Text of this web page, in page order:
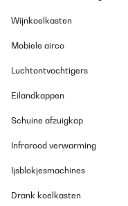
Wijnkoelkasten
Mobiele airco
Luchtontvochtigers
Eilandkappen
Schuine afzuigkap
Infrarood verwarming
Ijsblokjesmachines
Drank koelkasten